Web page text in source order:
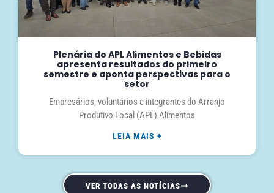
Plenária do APL Alimentos e Bebidas
apresenta resultados do primeiro
semestre e aponta perspectivas para o
setor
Empresários, voluntários e integrantes do Arranjo
Produtivo Local (APL) Alimentos
LEIA MAIS +
VER TODAS AS NOTÍCIAS